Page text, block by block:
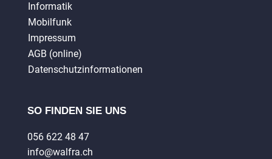
Informatik
Mobilfunk
Impressum
AGB (online)
Datenschutzinformationen
SO FINDEN SIE UNS
056 622 48 47
info@walfra.ch